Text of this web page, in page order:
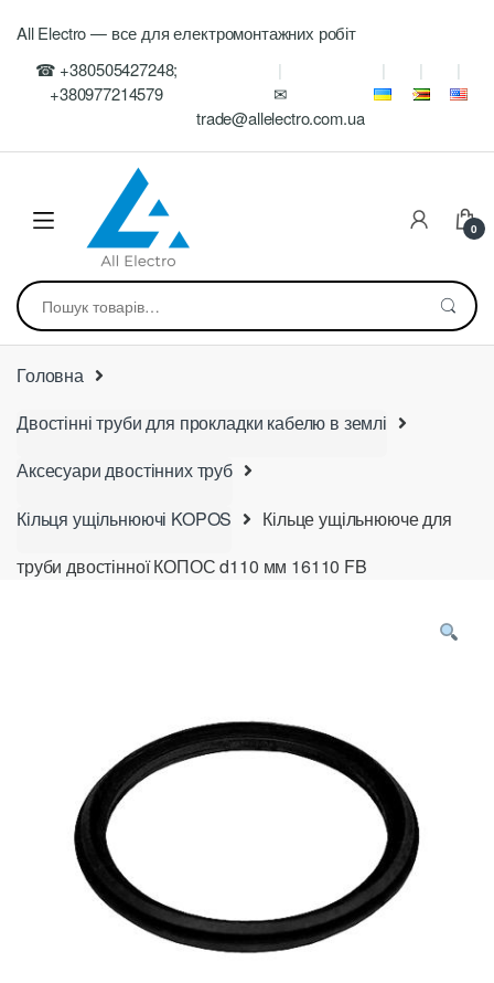
navigation
content
All Electro — все для електромонтажних робіт
☎ +380505427248;
+380977214579
✉
trade@allelectro.com.ua
0
Шукати:
Головна
Двостінні труби для прокладки кабелю в землі
Аксесуари двостінних труб
Кільця ущільнюючі KOPOS
Кільце ущільнююче для
труби двостінної КОПОС d110 мм 16110 FB